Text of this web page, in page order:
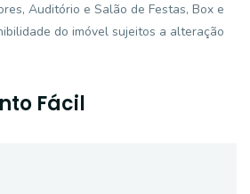
Auditório e Salão de Festas, Box e
do imóvel sujeitos a alteração
Fácil